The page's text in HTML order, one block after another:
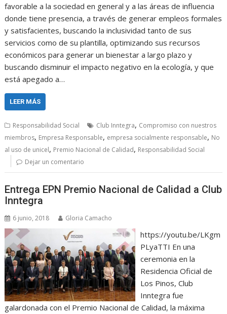
favorable a la sociedad en general y a las áreas de influencia
donde tiene presencia, a través de generar empleos formales
y satisfacientes, buscando la inclusividad tanto de sus
servicios como de su plantilla, optimizando sus recursos
económicos para generar un bienestar a largo plazo y
buscando disminuir el impacto negativo en la ecología, y que
está apegado a…
LEER MÁS
Responsabilidad Social Club Inntegra, Compromiso con nuestros
miembros, Empresa Responsable, empresa socialmente responsable, No
al uso de unicel, Premio Nacional de Calidad, Responsabilidad Social
Dejar un comentario
Entrega EPN Premio Nacional de Calidad a Club
Inntegra
6 junio, 2018 Gloria Camacho
https://youtu.be/LKgm
PLyaTTI En una
ceremonia en la
Residencia Oficial de
Los Pinos, Club
Inntegra fue
galardonada con el Premio Nacional de Calidad, la máxima